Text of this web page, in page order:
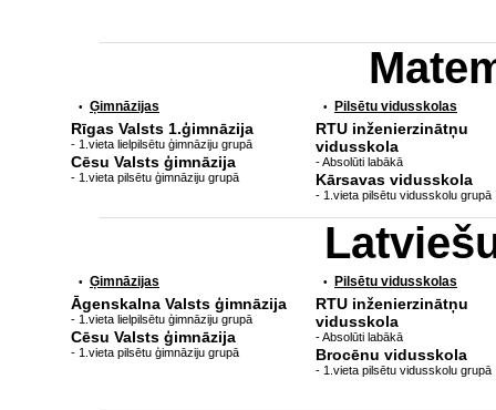
• Ģimnāzijas
Rīgas Valsts 1.ģimnāzija
- 1.vieta lielpilsētu ģimnāziju grupā
Cēsu Valsts ģimnāzija
- 1.vieta pilsētu ģimnāziju grupā
• Pilsētu vidusskolas
RTU inženierzinātņu
vidusskola
- Absolūti labākā
Kārsavas vidusskola
- 1.vieta pilsētu vidusskolu grupā
• Ģimnāzijas
Āgenskalna Valsts ģimnāzija
- 1.vieta lielpilsētu ģimnāziju grupā
Cēsu Valsts ģimnāzija
- 1.vieta pilsētu ģimnāziju grupā
• Pilsētu vidusskolas
RTU inženierzinātņu
vidusskola
- Absolūti labākā
Brocēnu vidusskola
- 1.vieta pilsētu vidusskolu grupā